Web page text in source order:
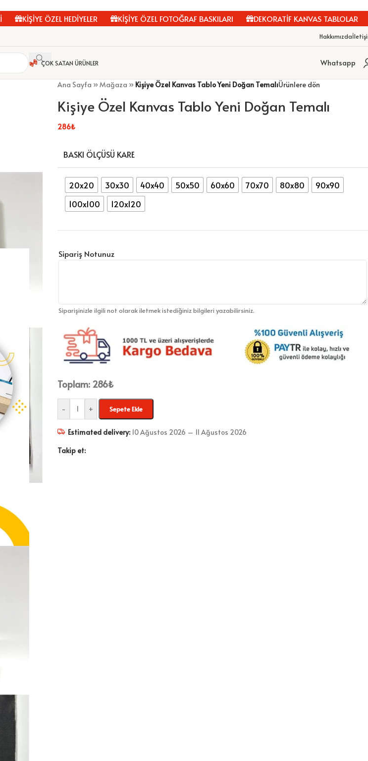
KİŞİYE ÖZEL HEDİYELER KİŞİYE ÖZEL FOTOĞRAF BASKILARI DEKORATİF KANVAS TABLOLAR
Hakkımızda
ÇOK SATAN ÜRÜNLER Whatsapp
Ana Sayfa »Mağaza » Kişiye Özel Kanvas Tablo Yeni Doğan TemalıÜrünlere dön
Kişiye Özel Kanvas Tablo Yeni Doğan Temalı
286₺
BASKI ÖLÇÜSÜ KARE
20x20 30x30 40x40 50x50 60x60 70x70 80x80
90x90
100x100
120x120
Sipariş Notunuz
Siparişinizle ilgili not olarak iletmek istediğiniz bilgileri yazabilirsiniz.
Toplam: 286₺
- + Sepete Ekle
Estimated delivery: 10 Ağustos 2026 – 11 Ağustos 2026
Takip et: